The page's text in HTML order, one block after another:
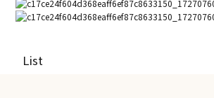
List